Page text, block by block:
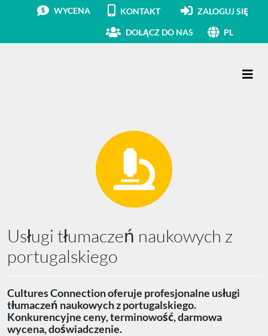
WYCENA KONTAKT ZALOGUJ SIĘ
DOŁĄCZ DO NAS PL
Usługi tłumaczeń naukowych z
portugalskiego
Cultures Connection oferuje profesjonalne usługi
tłumaczeń naukowych z portugalskiego.
Konkurencyjne ceny, terminowość, darmowa
wycena, doświadczenie.